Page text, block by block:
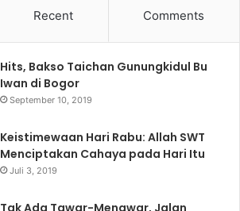
Recent Comments
Hits, Bakso Taichan Gunungkidul Bu
Iwan di Bogor
September 10, 2019
Keistimewaan Hari Rabu: Allah SWT
Menciptakan Cahaya pada Hari Itu
Juli 3, 2019
Tak Ada Tawar-Menawar, Jalan